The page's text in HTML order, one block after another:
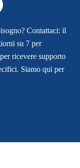
Contattaci: il
su 7 per
ricevere supporto
Siamo qui per